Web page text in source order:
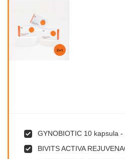
GYNOBIOTIC 10 kapsula -
BIVITS ACTIVA